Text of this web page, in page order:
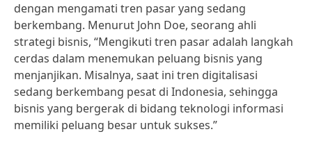
dengan mengamati tren pasar yang sedang
berkembang. Menurut John Doe, seorang ahli
strategi bisnis, “Mengikuti tren pasar adalah langkah
cerdas dalam menemukan peluang bisnis yang
menjanjikan. Misalnya, saat ini tren digitalisasi
sedang berkembang pesat di Indonesia, sehingga
bisnis yang bergerak di bidang teknologi informasi
memiliki peluang besar untuk sukses.”